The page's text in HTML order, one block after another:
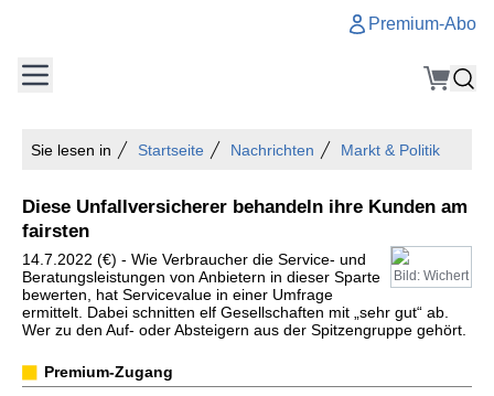
Premium-Abo
Sie lesen in Startseite Nachrichten Markt & Politik
Diese Unfallversicherer behandeln ihre Kunden am
fairsten
Bild: Wichert
14.7.2022 (€) - Wie Verbraucher die Service- und
Beratungsleistungen von Anbietern in dieser Sparte
bewerten, hat Servicevalue in einer Umfrage
ermittelt. Dabei schnitten elf Gesellschaften mit „sehr gut“ ab.
Wer zu den Auf- oder Absteigern aus der Spitzengruppe gehört.
Premium-Zugang